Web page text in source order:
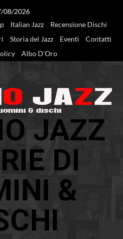
08/2026
Italian Jazz
Recensione Dischi
Storia del Jazz Eventi
Contatti
Albo D’Oro
JAZZ
DI
&